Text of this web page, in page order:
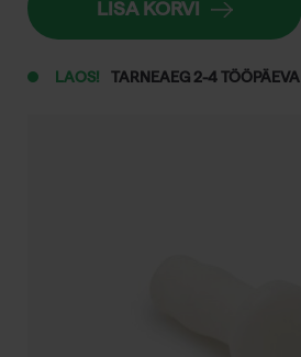
LAOS! TARNEAEG 2-4 TÖÖPÄEVA
LISA KORVI